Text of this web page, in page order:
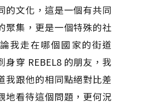
的文化，這是一個有共同
聚集，更是一個特殊的社
我走在哪個國家的街道
身穿 REBEL8 的朋友，我
我跟他的相同點絕對比差
地看待這個問題，更何況